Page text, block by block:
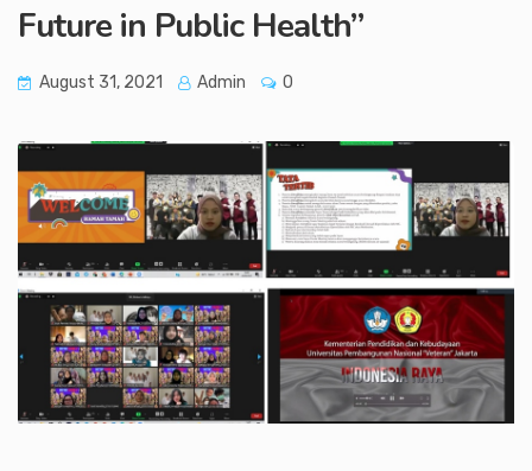
Future in Public Health”
August 31, 2021 Admin 0